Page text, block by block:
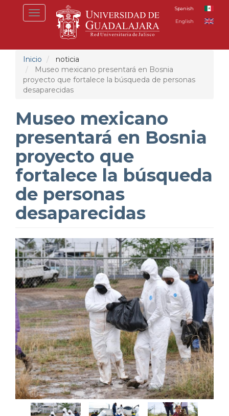
Toggle
navigation
Spanish
English
Inicio
noticia
Museo mexicano presentará en Bosnia
proyecto que fortalece la búsqueda de personas
desaparecidas
Museo mexicano
presentará en Bosnia
proyecto que
fortalece la búsqueda
de personas
desaparecidas